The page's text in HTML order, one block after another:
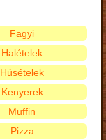
Fagyi
Halételek
Húsételek
Kenyerek
Muffin
Pizza